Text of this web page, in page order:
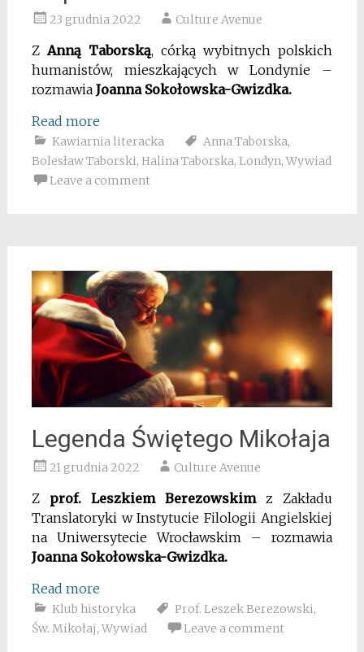
23 grudnia 2022 Culture Avenue
ZAnną Taborską, córką wybitnych polskich
humanistów, mieszkających w Londynie –
rozmawia Joanna Sokołowska-Gwizdka.
Read more
Kawiarnia literacka Anna Taborska,
Bolesław Taborski, Halina Taborska, Londyn, Wywiad
Leave a comment
Legenda Świętego Mikołaja
21 grudnia 2022 Culture Avenue
Z prof. Leszkiem Berezowskimz Zakładu
Translatoryki w Instytucie Filologii Angielskiej
na Uniwersytecie Wrocławskim – rozmawia
Joanna Sokołowska-Gwizdka.
Read more
Klub historyka Prof. Leszek Berezowski,
Św. Mikołaj, Wywiad Leave a comment